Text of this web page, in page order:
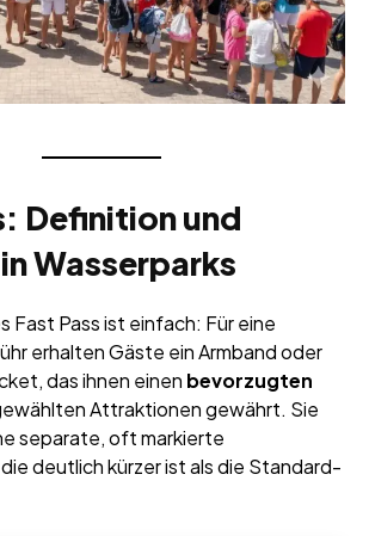
Definition und
Wasserparks
Fast Pass ist einfach: Für eine
erhalten Gäste ein Armband oder
das ihnen einen bevorzugten
Attraktionen gewährt. Sie
separate, oft markierte
deutlich kürzer ist als die Standard-